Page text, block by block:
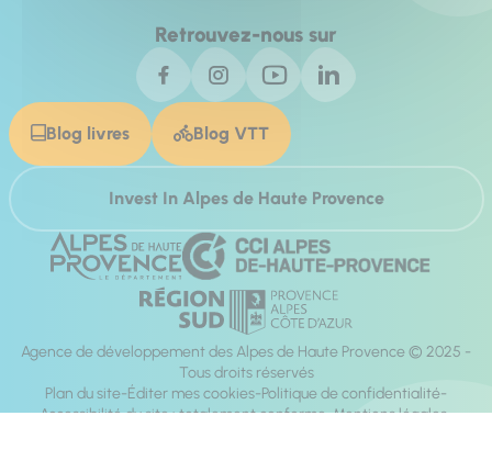
Retrouvez-nous sur
Blog livres Blog VTT
Invest In Alpes de Haute Provence
Agence de développement des Alpes de Haute Provence © 2025 -
Tous droits réservés
Plan du site Éditer mes cookies Politique de confidentialité
Accessibilité du site : totalement conforme Mentions légales